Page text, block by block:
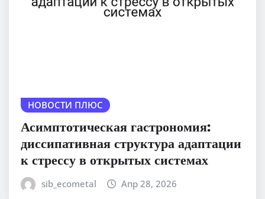
НОВОСТИ ПЛЮС
Асимптотическая гастрономия:
диссипативная структура адаптации
к стрессу в открытых системах
sib_ecometal Апр 28, 2026